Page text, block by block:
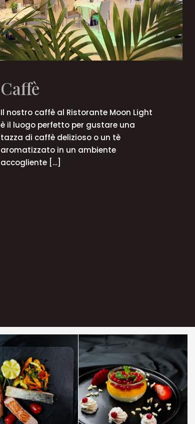
Caffè
Il nostro caffè al Ristorante Moon Light
è il luogo perfetto per gustare una
tazza di caffè delizioso o un tè
aromatizzato in un ambiente
accogliente […]